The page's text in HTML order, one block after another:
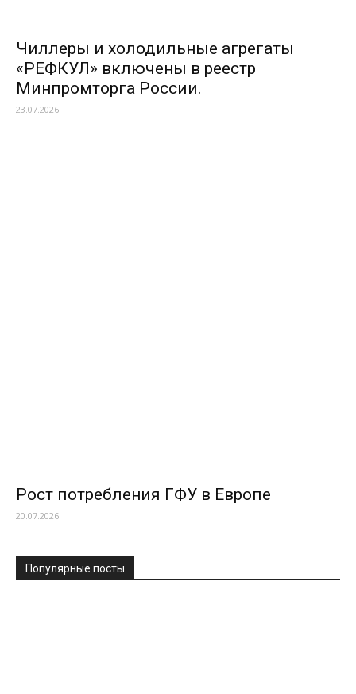
Чиллеры и холодильные агрегаты
«РЕФКУЛ» включены в реестр
Минпромторга России.
23.07.2026
Рост потребления ГФУ в Европе
20.07.2026
Популярные посты